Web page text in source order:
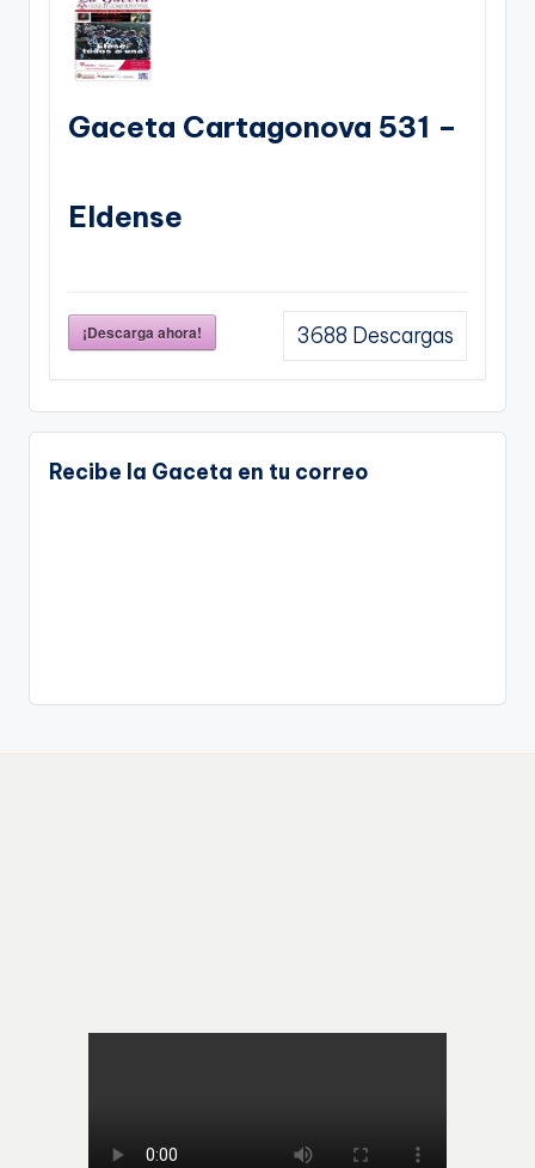
Gaceta Cartagonova 531 –
Eldense
¡Descarga ahora! 3688 Descargas
Recibe la Gaceta en tu correo